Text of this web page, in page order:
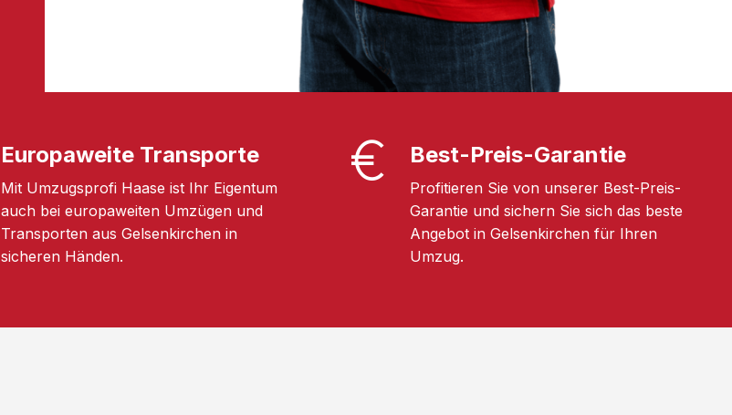
Europaweite Transporte
Mit Umzugsprofi Haase ist Ihr Eigentum
auch bei europaweiten Umzügen und
Transporten aus Gelsenkirchen in
sicheren Händen.
Best-Preis-Garantie
Profitieren Sie von unserer Best-Preis-
Garantie und sichern Sie sich das beste
Angebot in Gelsenkirchen für Ihren
Umzug.